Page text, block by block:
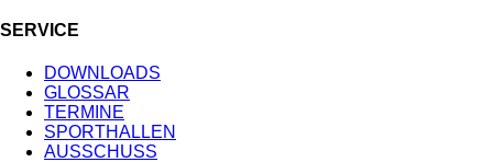
SERVICE
DOWNLOADS
GLOSSAR
TERMINE
SPORTHALLEN
AUSSCHUSS